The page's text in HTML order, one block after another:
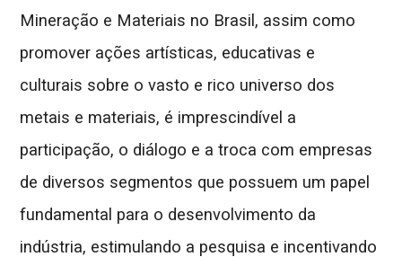
Mineração e Materiais no Brasil, assim como
promover ações artísticas, educativas e
culturais sobre o vasto e rico universo dos
metais e materiais, é imprescindível a
participação, o diálogo e a troca com empresas
de diversos segmentos que possuem um papel
fundamental para o desenvolvimento da
indústria, estimulando a pesquisa e incentivando